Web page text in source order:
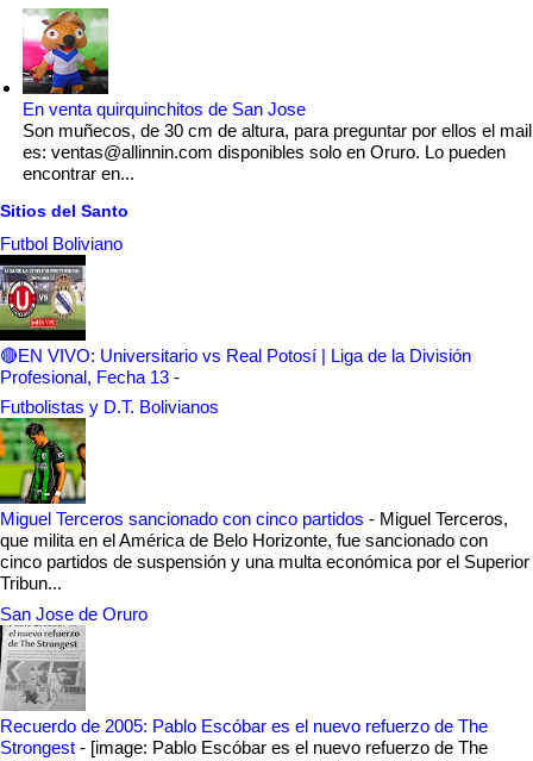
En venta quirquinchitos de San Jose
Son muñecos, de 30 cm de altura, para preguntar por ellos el mail
es: ventas@allinnin.com disponibles solo en Oruro. Lo pueden
encontrar en...
Sitios del Santo
Futbol Boliviano
🔴EN VIVO: Universitario vs Real Potosí | Liga de la División
Profesional, Fecha 13 -
Futbolistas y D.T. Bolivianos
Miguel Terceros sancionado con cinco partidos - Miguel Terceros,
que milita en el América de Belo Horizonte, fue sancionado con
cinco partidos de suspensión y una multa económica por el Superior
Tribun...
San Jose de Oruro
Recuerdo de 2005: Pablo Escóbar es el nuevo refuerzo de The
Strongest - [image: Pablo Escóbar es el nuevo refuerzo de The